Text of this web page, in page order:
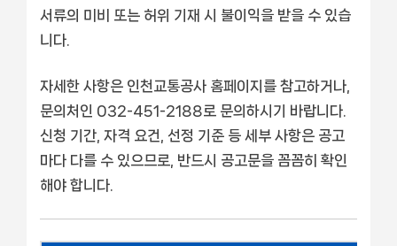
서류의 미비 또는 허위 기재 시 불이익을 받을 수 있습
니다.
자세한 사항은 인천교통공사 홈페이지를 참고하거나,
문의처인 032-451-2188로 문의하시기 바랍니다.
신청 기간, 자격 요건, 선정 기준 등 세부 사항은 공고
마다 다를 수 있으므로, 반드시 공고문을 꼼꼼히 확인
해야 합니다.